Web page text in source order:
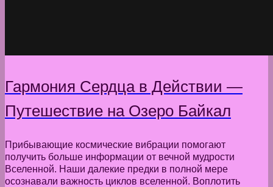
Гармония Сердца в Действии —
Путешествие на Озеро Байкал
Прибывающие космические вибрации помогают
получить больше информации от вечной мудрости
Вселенной. Наши далекие предки в полной мере
осознавали важность циклов вселенной. Воплотить